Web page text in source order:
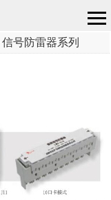
信号防雷器系列